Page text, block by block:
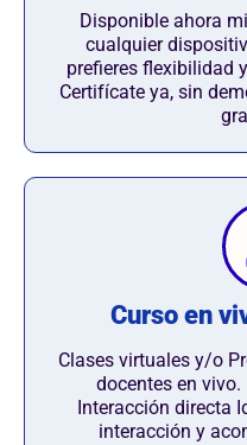
Disponible ahora
cualquier
prefieres flexibilidad
Certifícate ya, sin
Curso en
Clases virtuales y/o
docentes en
Interacción directa
interacción y